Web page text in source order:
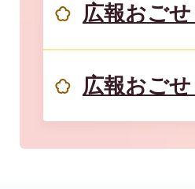
広報おご
広報おご